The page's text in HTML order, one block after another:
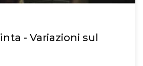
- Variazioni sul